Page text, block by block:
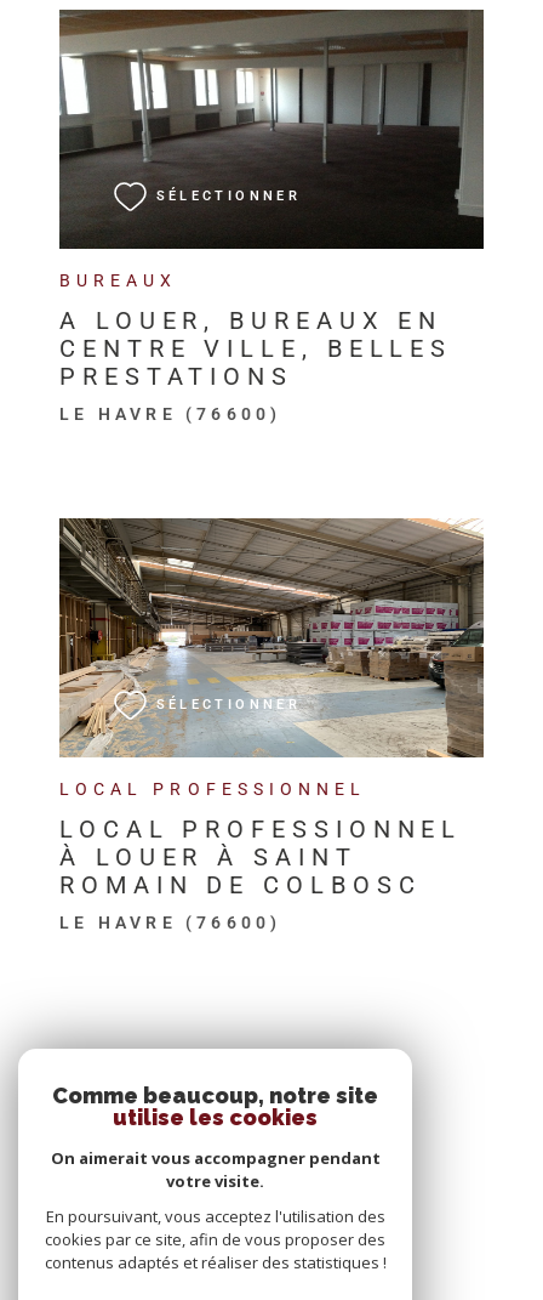
BUREAUX
A LOUER, BUREAUX EN
CENTRE VILLE, BELLES
PRESTATIONS
LE HAVRE (76600)
SÉLECTIONNER
VOIR LE BIEN
LOCAL PROFESSIONNEL
LOCAL PROFESSIONNEL
À LOUER À SAINT
ROMAIN DE COLBOSC
LE HAVRE (76600)
SÉLECTIONNER
VOIR LE BIEN
Comme beaucoup, notre site
utilise les cookies
On aimerait vous accompagner pendant
votre visite.
En poursuivant, vous acceptez l'utilisation des
cookies par ce site, afin de vous proposer des
contenus adaptés et réaliser des statistiques !